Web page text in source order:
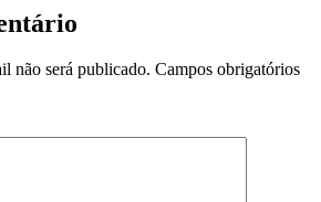
não será publicado. Campos obrigatórios